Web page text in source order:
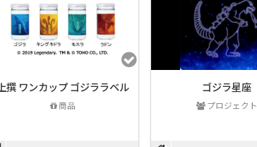
上撰 ワンカップ ゴジララベル
商品
ゴジラ星座
プロジェクト